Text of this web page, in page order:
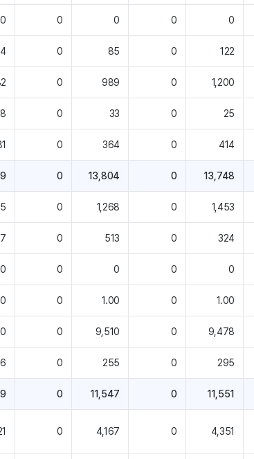
0 0 0 0 0
0 85 0 122
0 989 0 1,200
0 33 0 25
0 364 0 414
0 13,804 0 13,748
0 1,268 0 1,453
0 513 0 324
0 0 0 0 0
0 1.00 0 1.00
0 9,510 0 9,478
0 255 0 295
0 11,547 0 11,551
0 4,167 0 4,351